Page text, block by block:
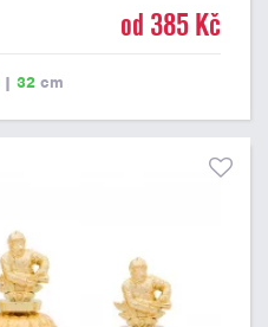
od 385 Kč
| 32 cm